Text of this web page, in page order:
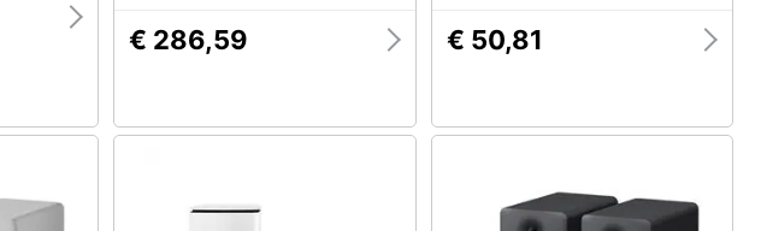
€ 286,59 € 50,81